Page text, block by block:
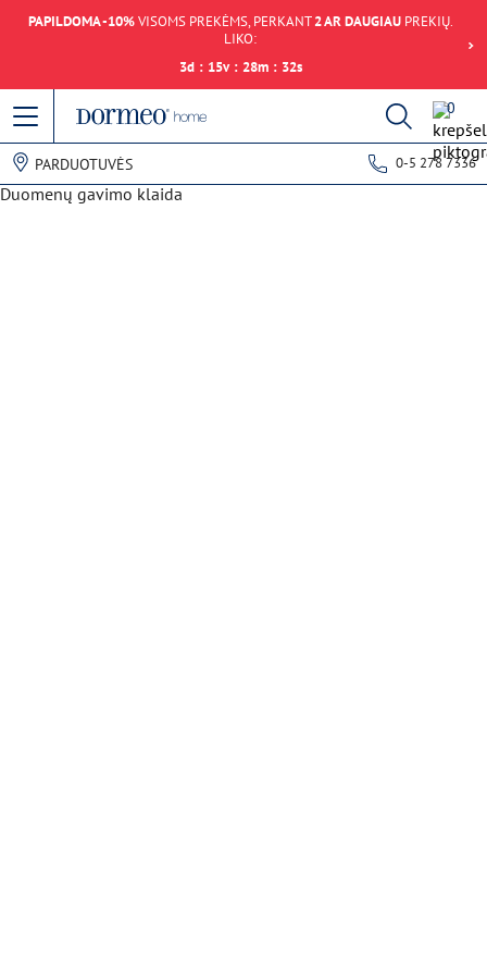
PAPILDOMA -10%VISOMS PREKĖMS, PERKANT2 AR DAUGIAUPREKIŲ.
LIKO:
3d : 15v : 28m : 32s
0
PARDUOTUVĖS 0-5 278 7336
Duomenų gavimo klaida